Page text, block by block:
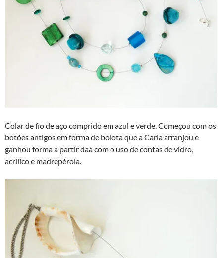
Colar de fio de aço comprido em azul e verde. Começou com os
botões antigos em forma de bolota que a Carla arranjou e
ganhou forma a partir daà­ com o uso de contas de vidro,
acrilico e madrepérola.